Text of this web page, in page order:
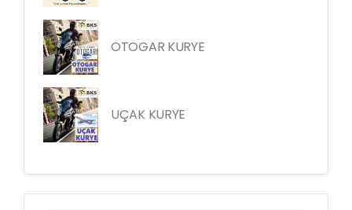
OTOGAR KURYE
UÇAK KURYE